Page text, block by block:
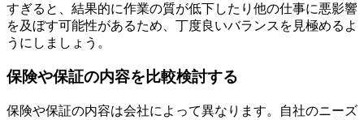
すぎると、結果的に作業の質が低下したり他の仕事に悪影響
を及ぼす可能性があるため、丁度良いバランスを見極めるよ
うにしましょう。
保険や保証の内容を比較検討する
保険や保証の内容は会社によって異なります。
自社のニーズ